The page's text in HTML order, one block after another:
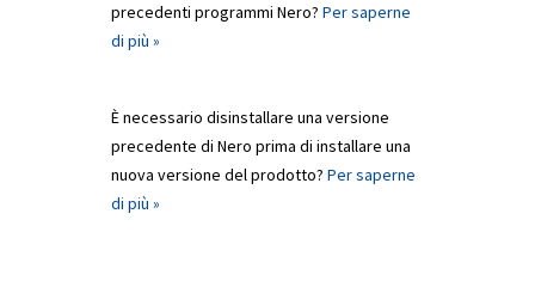
precedenti programmi Nero? Per saperne
di più »
È necessario disinstallare una versione
precedente di Nero prima di installare una
nuova versione del prodotto? Per saperne
di più »